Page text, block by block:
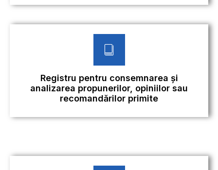
Registru pentru consemnarea și
analizarea propunerilor, opiniilor sau
recomandărilor primite